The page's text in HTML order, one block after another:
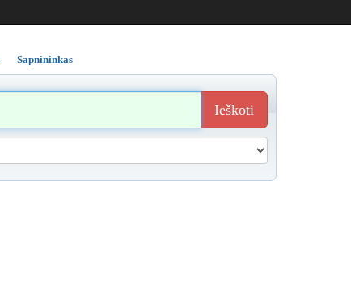
Sapnininkas
Ieškoti